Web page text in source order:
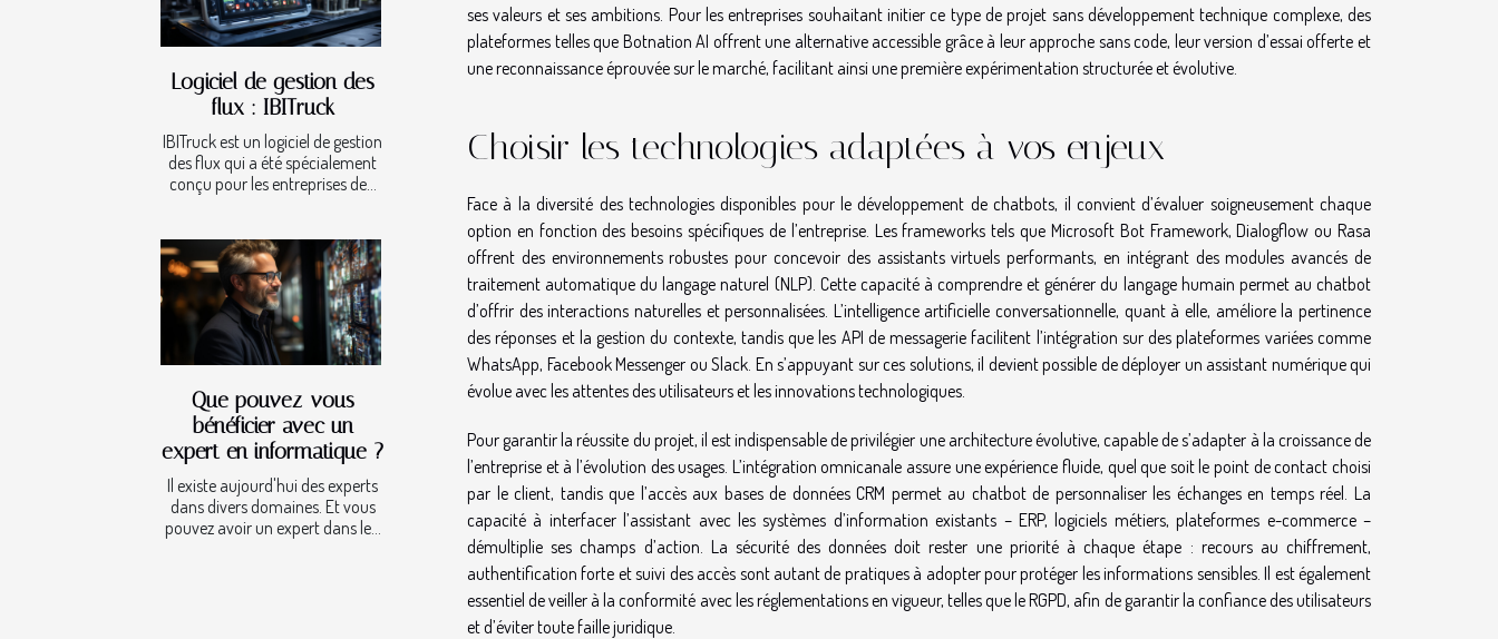
Logiciel de gestion des
flux : IBITruck
IBITruck est un logiciel de gestion
des flux qui a été spécialement
conçu pour les entreprises de...
Que pouvez-vous
bénéficier avec un
expert en informatique ?
Il existe aujourd'hui des experts
dans divers domaines. Et vous
pouvez avoir un expert dans le...
ses valeurs et ses ambitions. Pour les entreprises souhaitant initier ce type de projet sans développement technique complexe, des
plateformes telles que Botnation AI offrent une alternative accessible grâce à leur approche sans code, leur version d’essai offerte et
une reconnaissance éprouvée sur le marché, facilitant ainsi une première expérimentation structurée et évolutive.
Choisir les technologies adaptées à vos enjeux
Face à la diversité des technologies disponibles pour le développement de chatbots, il convient d’évaluer soigneusement chaque
option en fonction des besoins spécifiques de l’entreprise. Les frameworks tels que Microsoft Bot Framework, Dialogflow ou Rasa
offrent des environnements robustes pour concevoir des assistants virtuels performants, en intégrant des modules avancés de
traitement automatique du langage naturel (NLP). Cette capacité à comprendre et générer du langage humain permet au chatbot
d’offrir des interactions naturelles et personnalisées. L’intelligence artificielle conversationnelle, quant à elle, améliore la pertinence
des réponses et la gestion du contexte, tandis que les API de messagerie facilitent l’intégration sur des plateformes variées comme
WhatsApp, Facebook Messenger ou Slack. En s’appuyant sur ces solutions, il devient possible de déployer un assistant numérique qui
évolue avec les attentes des utilisateurs et les innovations technologiques.
Pour garantir la réussite du projet, il est indispensable de privilégier une architecture évolutive, capable de s’adapter à la croissance de
l’entreprise et à l’évolution des usages. L’intégration omnicanale assure une expérience fluide, quel que soit le point de contact choisi
par le client, tandis que l’accès aux bases de données CRM permet au chatbot de personnaliser les échanges en temps réel. La
capacité à interfacer l’assistant avec les systèmes d’information existants – ERP, logiciels métiers, plateformes e-commerce –
démultiplie ses champs d’action. La sécurité des données doit rester une priorité à chaque étape : recours au chiffrement,
authentification forte et suivi des accès sont autant de pratiques à adopter pour protéger les informations sensibles. Il est également
essentiel de veiller à la conformité avec les réglementations en vigueur, telles que le RGPD, afin de garantir la confiance des utilisateurs
et d’éviter toute faille juridique.